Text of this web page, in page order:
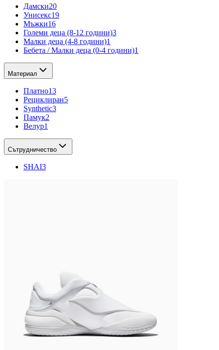
Дамски20
Унисекс19
Мъжки16
Големи деца (8-12 години)3
Малки деца (4-8 години)1
Бебета / Малки деца (0-4 години)1
Материал
Платно13
Рециклиран5
Synthetic3
Памук2
Велур1
Сътрудничество
SHAI3